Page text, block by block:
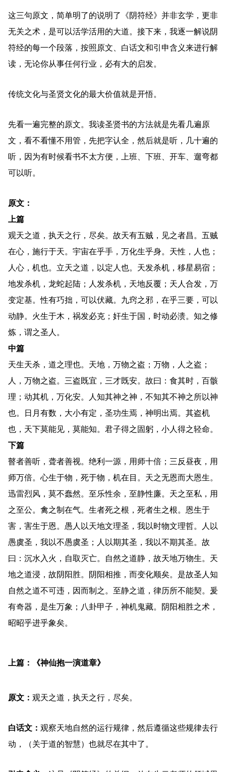
这三句原文，简单明了的说明了《阴符经》并非玄学，更非
无关之术，是可以活学活用的大道。接下来，我逐一解说阴
符经的每一个段落，按照原文、白话文和引申含义来进行解
读，无论你从事任何行业，必有大的启发。
传统文化与圣贤文化的最大价值就是开悟。
先看一遍完整的原文。我读圣贤书的方法就是先看几遍原
文，看不看懂不用管，先把字认全，然后就是听，几十遍的
听，因为有时候看书不太方便，上班、下班、开车、遛弯都
可以听。
原文：
上篇
观天之道，执天之行，尽矣。故天有五贼，见之者昌。五贼
在心，施行于天。宇宙在乎手，万化生乎身。天性，人也；
人心，机也。立天之道，以定人也。天发杀机，移星易宿；
地发杀机，龙蛇起陆；人发杀机，天地反覆；天人合发，万
变定基。性有巧拙，可以伏藏。九窍之邪，在乎三要，可以
动静。火生于木，祸发必克；奸生于国，时动必溃。知之修
炼，谓之圣人。
中篇
天生天杀，道之理也。天地，万物之盗；万物，人之盗；
人，万物之盗。三盗既宜，三才既安。故曰：食其时，百骸
理；动其机，万化安。人知其神之神，不知其不神之所以神
也。日月有数，大小有定，圣功生焉，神明出焉。其盗机
也，天下莫能见，莫能知。君子得之固躬，小人得之轻命。
下篇
瞽者善听，聋者善视。绝利一源，用师十倍；三反昼夜，用
师万倍。心生于物，死于物，机在目。天之无恩而大恩生。
迅雷烈风，莫不蠢然。至乐性余，至静性廉。天之至私，用
之至公。禽之制在气。生者死之根，死者生之根。恩生于
害，害生于恩。愚人以天地文理圣，我以时物文理哲。人以
愚虞圣，我以不愚虞圣；人以期其圣，我以不期其圣。故
曰：沉水入火，自取灭亡。自然之道静，故天地万物生。天
地之道浸，故阴阳胜。阴阳相推，而变化顺矣。是故圣人知
自然之道不可违，因而制之。至静之道，律历所不能契。爰
有奇器，是生万象；八卦甲子，神机鬼藏。阴阳相胜之术，
昭昭乎进乎象矣。
上篇：《神仙抱一演道章》
原文： 观天之道，执天之行，尽矣。
白话文： 观察天地自然的运行规律，然后遵循这些规律去行
动，（关于道的智慧）也就尽在其中了。